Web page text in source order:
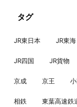
タグ
JR東日本 JR東海
JR四国 JR貨物
京成 京王
相鉄 東葉高速鉄